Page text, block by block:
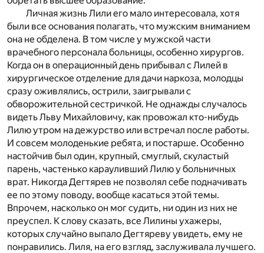
Личная жизнь Лили его мало интересовала, хотя
были все основания полагать, что мужским вниманием
она не обделена. В том числе у мужской части
врачебного персонала больницы, особенно хирургов.
Когда он в операционный день прибывал с Лилей в
хирургическое отделение для дачи наркоза, молодцы
сразу оживлялись, острили, заигрывали с
обворожительной сестричкой. Не однажды случалось
видеть Льву Михайловичу, как провожал кто-нибудь
Лилю утром на дежурство или встречал после работы.
И совсем молоденькие ребята, и постарше. Особенно
настойчив был один, крупный, смуглый, скуластый
парень, частенько карауливший Лилю у больничных
врат. Никогда Дегтярев не позволял себе подначивать
ее по этому поводу, вообще касаться этой темы.
Впрочем, насколько он мог судить, ни один из них не
преуспел. К слову сказать, все Лилины ухажеры,
которых случайно выпало Дегтяреву увидеть, ему не
понравились. Лиля, на его взгляд, заслуживала лучшего.